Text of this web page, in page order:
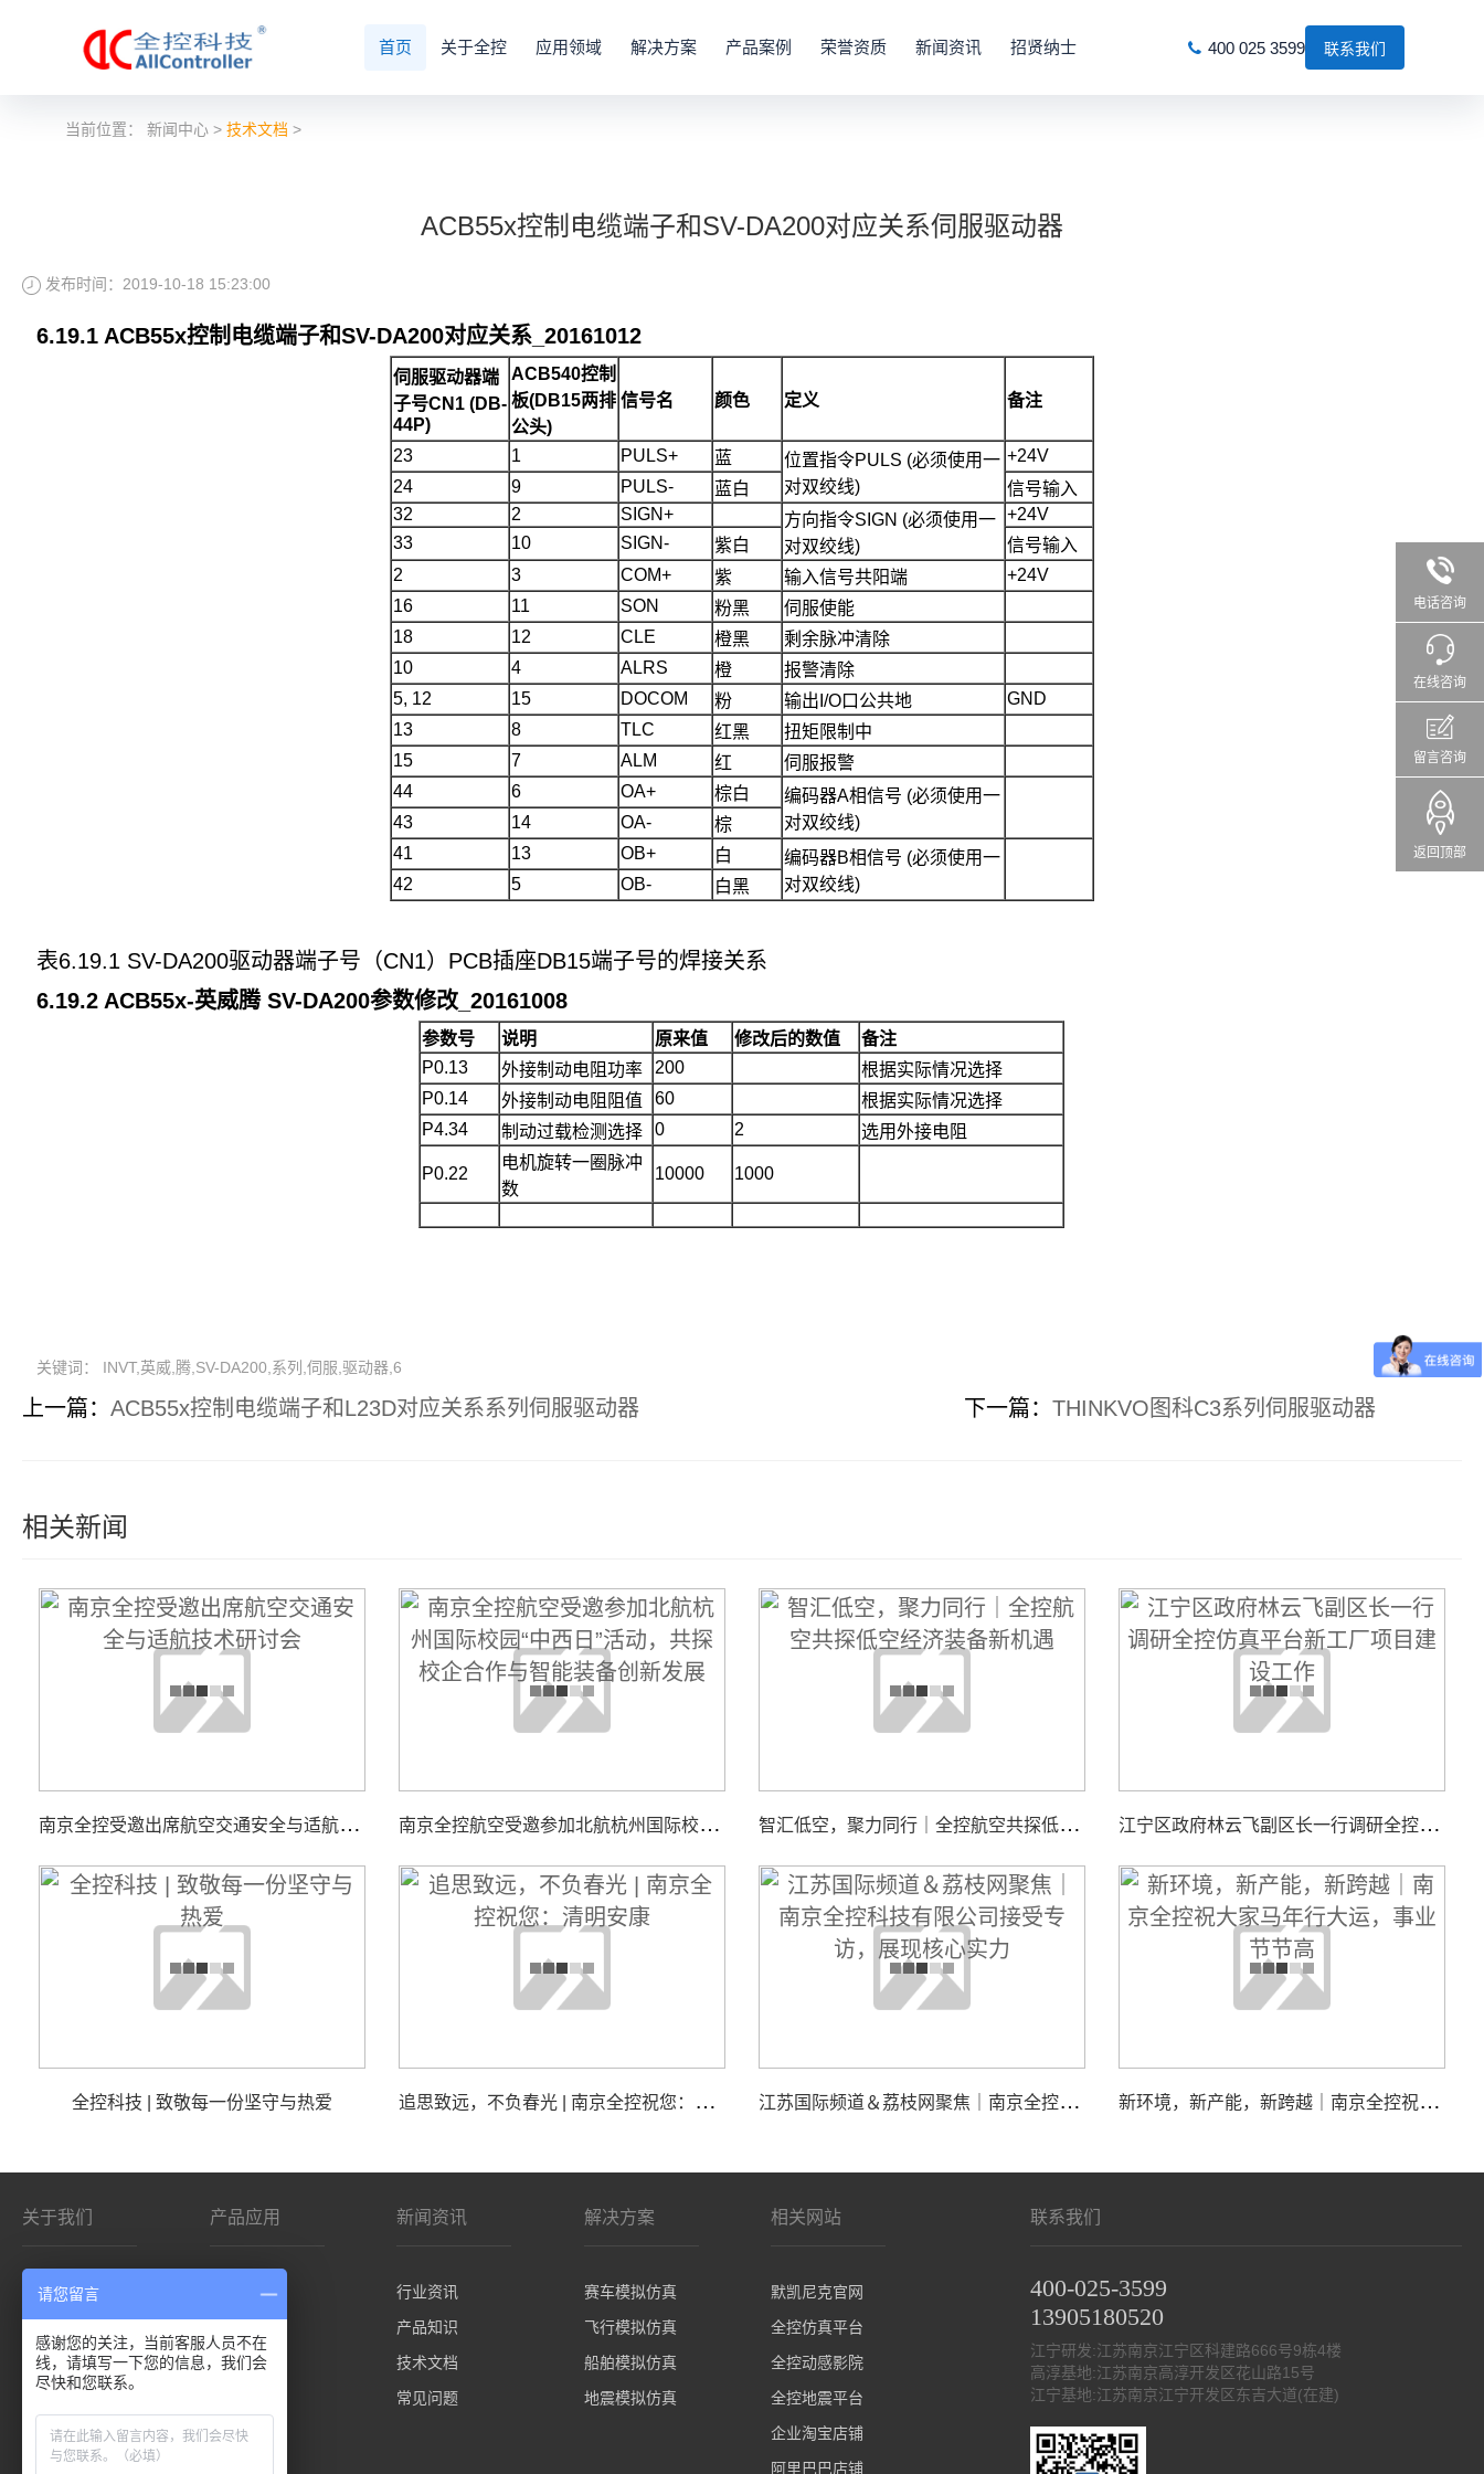
首页 关于全控 应用领域 解决方案 产品案例 荣誉资质 新闻资讯 招贤纳士 400 025 3599 联系我们
电话咨询
在线咨询
留言咨询
返回顶部
当前位置：新闻中心 >技术文档 >
ACB55x控制电缆端子和SV-DA200对应关系伺服驱动器
发布时间：2019-10-18 15:23:00
6.19.1 ACB55x控制电缆端子和SV-DA200对应关系_20161012
伺服驱动器端
子号CN1 (DB-
44P)
ACB540控制
板(DB15两排
公头)
信号名 颜色 定义 备注
23 1 PULS+ 蓝
位置指令PULS (必须使用一
对双绞线)
+24V
24
9 PULS- 蓝白
信号输入
32
2 SIGN+
方向指令SIGN (必须使用一
对双绞线)
+24V
33
10 SIGN- 紫白
信号输入
2
3 COM+ 紫 输入信号共阳端
+24V
16
11 SON 粉黑
伺服使能
18
12 CLE 橙黑
剩余脉冲清除
10
4 ALRS 橙
报警清除
5, 12
15 DOCOM 粉 输出I/O口公共地
GND
13
8 TLC 红黑
扭矩限制中
15
7 ALM 红
伺服报警
44
6 OA+ 棕白
编码器A相信号 (必须使用一
对双绞线)
43 14 OA-
棕
41
13 OB+ 白
编码器B相信号 (必须使用一
对双绞线)
42 5 OB- 白黑
表6.19.1 SV-DA200驱动器端子号（CN1）PCB插座DB15端子号的焊接关系
6.19.2 ACB55x-英威腾 SV-DA200参数修改_20161008
参数号 说明 原来值 修改后的数值
备注
P0.13
外接制动电阻功率 200
根据实际情况选择
P0.14
外接制动电阻阻值 60
根据实际情况选择
P4.34
制动过载检测选择 0 2 选用外接电阻
P0.22
电机旋转一圈脉冲
数
10000 1000
关键词： INVT,英威,腾,SV-DA200,系列,伺服,驱动器,6
上一篇：ACB55x控制电缆端子和L23D对应关系系列伺服驱动器 下一篇： THINKVO图科C3系列伺服驱动器
相关新闻
南
京全控受邀出席航空交通安全与适航技术研讨会 南
京全控航空受邀参加北航杭州国际校园“中西日”活动，共探校企合作与智能装备创新发展 智
汇低空，聚力同行｜全控航空共探低空经济装备新机遇 江
宁区政府林云飞副区长一行调研全控仿真平台新工厂项目建设工作
全控科技 | 致敬每一份坚守与热爱 追
思致远，不负春光 | 南京全控祝您：清明安康 江
苏国际频道＆荔枝网聚焦｜南京全控科技有限公司接受专访，展现核心实力 新
环境，新产能，新跨越｜南京全控祝大家马年行大运，事业节节高
关于我们
公司简介
产品应用
影院/VR
控制板卡
新闻资讯
行业资讯
产品知识
技术文档
常见问题
解决方案
赛车模拟仿真
飞行模拟仿真
船舶模拟仿真
地震模拟仿真
相关网站
默凯尼克官网
全控仿真平台
全控动感影院
全控地震平台
企业淘宝店铺
阿里巴巴店铺
联系我们
400-025-3599
13905180520
江宁研发:江苏南京江宁区科建路666号9栋4楼
高淳基地:江苏南京高淳开发区花山路15号
江宁基地:江苏南京江宁开发区东吉大道(在建)
请您留言
感谢您的关注，当前客服人员不在
线，请填写一下您的信息，我们会
尽快和您联系。